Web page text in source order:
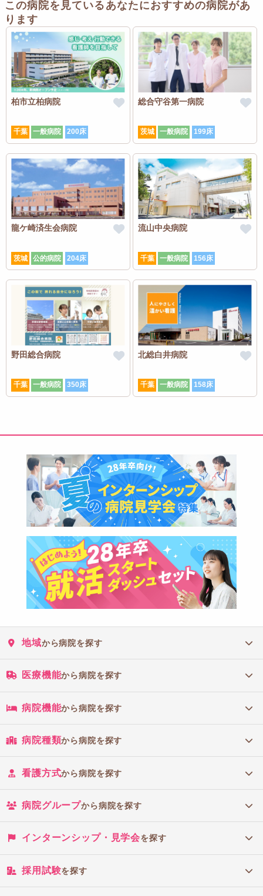
この病院を見ているあなたにおすすめの病院があ
ります
柏市立柏病院
千葉 一般病院 200床
総合守谷第一病院
茨城 一般病院 199床
龍ケ崎済生会病院
茨城 公的病院 204床
流山中央病院
千葉 一般病院 156床
野田総合病院
千葉 一般病院 350床
北総白井病院
千葉 一般病院 158床
地域から病院を探す
医療機能から病院を探す
病院機能から病院を探す
病院種類から病院を探す
看護方式から病院を探す
病院グループから病院を探す
インターンシップ・見学会を探す
採用試験を探す